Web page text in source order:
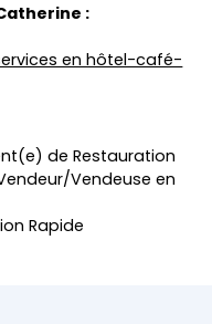
:
en hôtel-café-
de Restauration
Vendeuse en
Rapide